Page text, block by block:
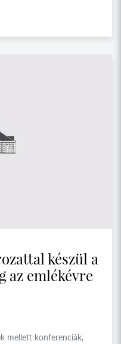
készül a
az emlékévre
mellett konferenciák,